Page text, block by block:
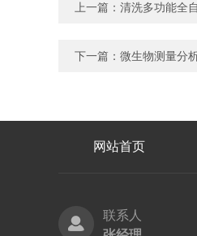
上一篇： 清洗多功能全
下一篇： 微生物测量分
网站首页
联系人